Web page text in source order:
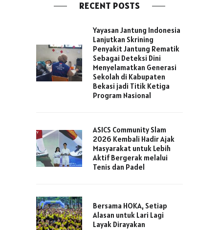
RECENT POSTS
Yayasan Jantung Indonesia
Lanjutkan Skrining
Penyakit Jantung Rematik
Sebagai Deteksi Dini
Menyelamatkan Generasi
Sekolah di Kabupaten
Bekasi jadi Titik Ketiga
Program Nasional
ASICS Community Slam
2026 Kembali Hadir Ajak
Masyarakat untuk Lebih
Aktif Bergerak melalui
Tenis dan Padel
Bersama HOKA, Setiap
Alasan untuk Lari Lagi
Layak Dirayakan